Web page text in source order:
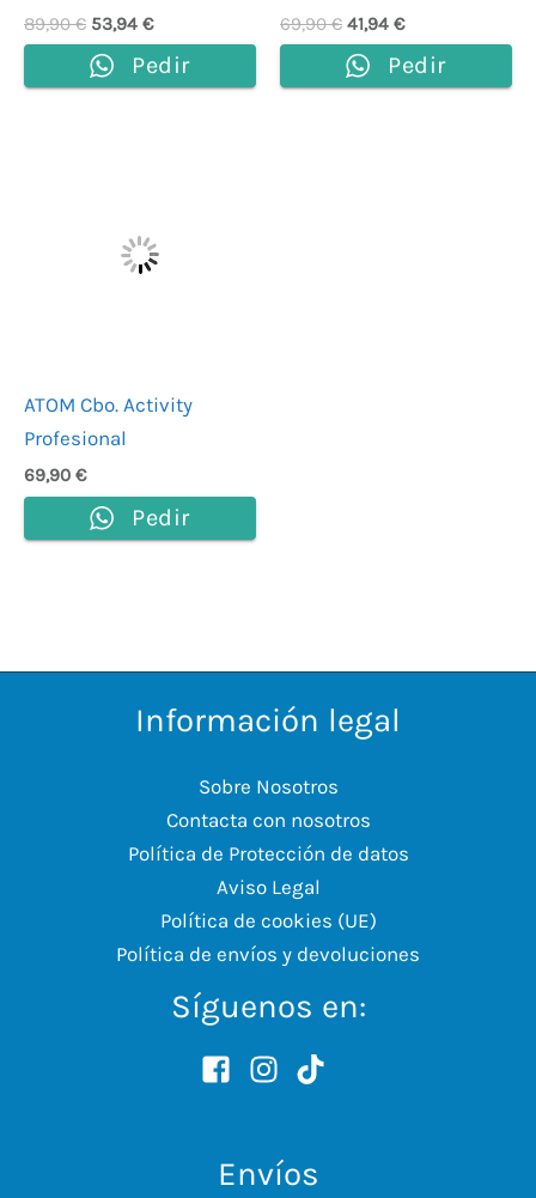
89,90€ 53,94 €
Pedir
69,90€ 41,94 €
Pedir
ATOM Cbo. Activity
Profesional
69,90 €
Pedir
Información legal
Sobre Nosotros
Contacta con nosotros
Política de Protección de datos
Aviso Legal
Política de cookies (UE)
Política de envíos y devoluciones
Síguenos en:
Envíos